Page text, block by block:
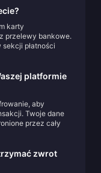
karty
przelewy bankowe.
płatności
platformie
aby
Twoje dane
przez cały
zwrot